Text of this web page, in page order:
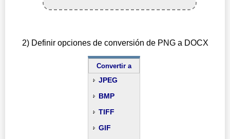
2) Definir opciones de conversión de PNG a DOCX
Convertir a
JPEG
BMP
TIFF
GIF